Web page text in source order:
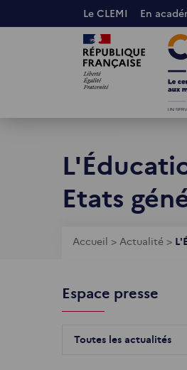
au
Le CLEMI En
Images
Etats
Fil
Accueil > Actualité >
Espace presse
Toutes les actualités